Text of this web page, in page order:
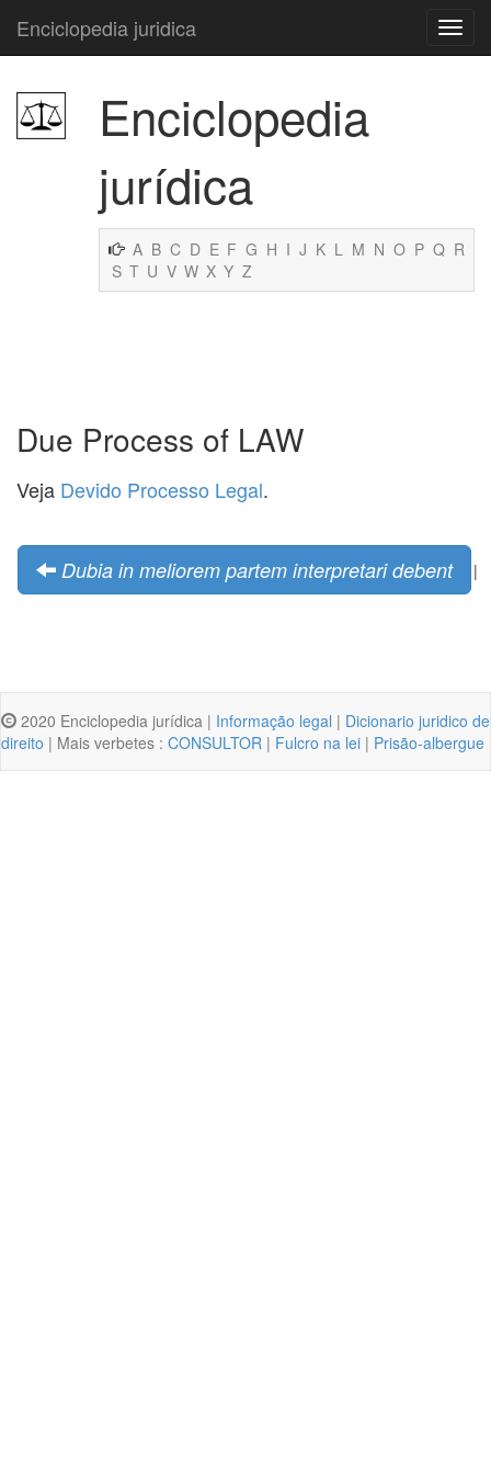
Enciclopedia juridica
Enciclopedia
jurídica
A B C D E F G H I J K L M N O P Q R
S T U V W X Y Z
Due Process of LAW
Veja Devido Processo Legal.
Dubia in meliorem partem interpretari debent |
2020 Enciclopedia jurídica | Informação legal | Dicionario juridico de
direito | Mais verbetes : CONSULTOR | Fulcro na lei | Prisão-albergue